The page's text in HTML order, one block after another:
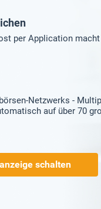
per Application
Netzwerks -
auf über 70
schalten